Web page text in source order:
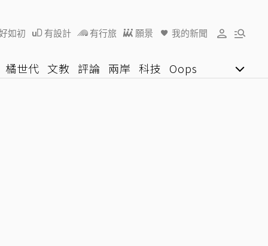
如初 有設計 有行旅 願景 我的新聞
橘世代 文教 評論 兩岸 科技 Oops